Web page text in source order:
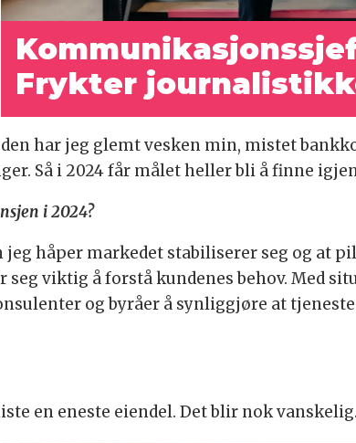
Frykter
har jeg glemt vesken min, mistet
Så i 2024 får målet heller bli å finne
i 2024?
håper markedet stabiliserer seg og at
viktig å forstå kundenes behov. Med
og byråer å synliggjøre at
en eneste eiendel. Det blir nok vanskelig.